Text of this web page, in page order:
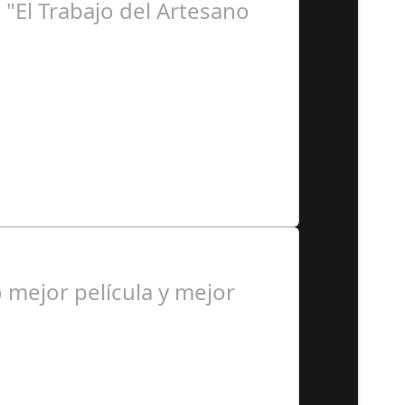
Trabajo del Artesano
mejor película y mejor